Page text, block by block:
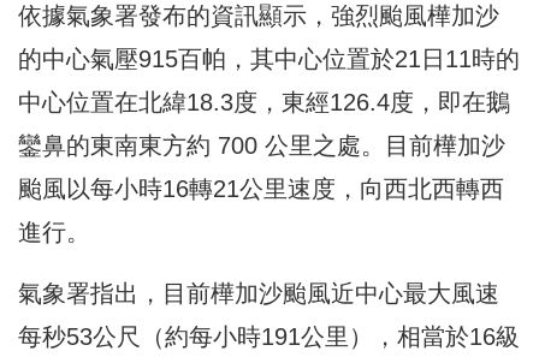
依據氣象署發布的資訊顯示，強烈颱風樺加沙
的中心氣壓915百帕，其中心位置於21日11時的
中心位置在北緯18.3度，東經126.4度，即在鵝
鑾鼻的東南東方約 700 公里之處。目前樺加沙
颱風以每小時16轉21公里速度，向西北西轉西
進行。
氣象署指出，目前樺加沙颱風近中心最大風速
每秒53公尺（約每小時191公里），相當於16級